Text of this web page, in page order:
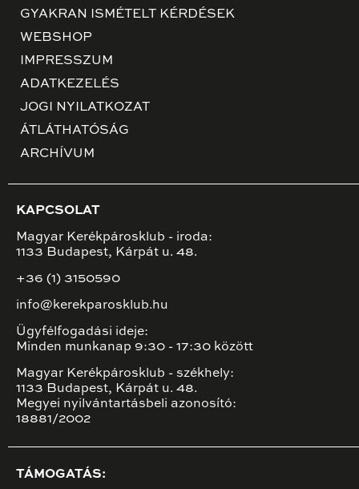
GYAKRAN ISMÉTELT KÉRDÉSEK
WEBSHOP
IMPRESSZUM
ADATKEZELÉS
JOGI NYILATKOZAT
ÁTLÁTHATÓSÁG
ARCHÍVUM
KAPCSOLAT
Magyar Kerékpárosklub - iroda:
1133 Budapest, Kárpát u. 48.
+36 (1) 3150590
info@kerekparosklub.hu
Ügyfélfogadási ideje:
Minden munkanap 9:30 - 17:30 között
Magyar Kerékpárosklub - székhely:
1133 Budapest, Kárpát u. 48.
Megyei nyilvántartásbeli azonosító:
18881/2002
TÁMOGATÁS: